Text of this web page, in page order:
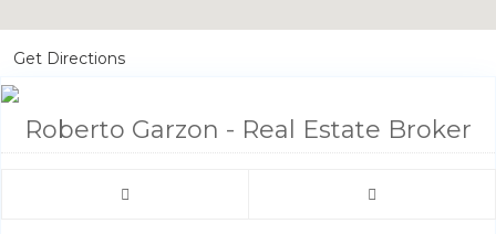
Get Directions
Roberto Garzon - Real Estate Broker